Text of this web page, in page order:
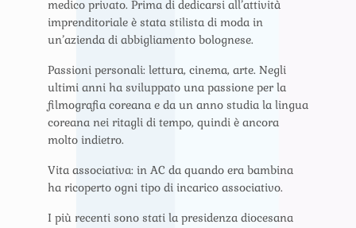
medico privato. Prima di dedicarsi all’attività
imprenditoriale è stata stilista di moda in
un’azienda di abbigliamento bolognese.
Passioni personali: lettura, cinema, arte. Negli
ultimi anni ha sviluppato una passione per la
filmografia coreana e da un anno studia la lingua
coreana nei ritagli di tempo, quindi è ancora
molto indietro.
Vita associativa: in AC da quando era bambina
ha ricoperto ogni tipo di incarico associativo.
I più recenti sono stati la presidenza diocesana